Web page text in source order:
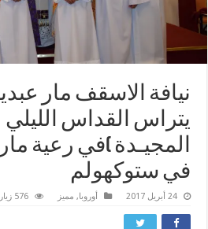
نيافة الاسقف مار
يتراس القداس الليلي
المجيـدة )في رعية
في ستوكهولم
24 أبريل 2017 أوروبا, مميز 576 زيارة